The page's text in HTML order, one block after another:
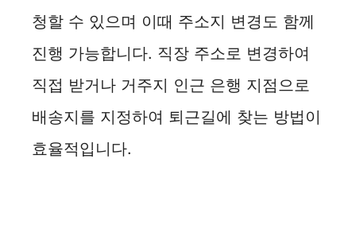
o
청할 수 있으며 이때 주소지 변경도 함께
진행 가능합니다. 직장 주소로 변경하여
직접 받거나 거주지 인근 은행 지점으로
배송지를 지정하여 퇴근길에 찾는 방법이
효율적입니다.